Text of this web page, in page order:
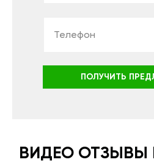
ПОЛУЧИТЬ
ВИДЕО ОТЗЫВЫ